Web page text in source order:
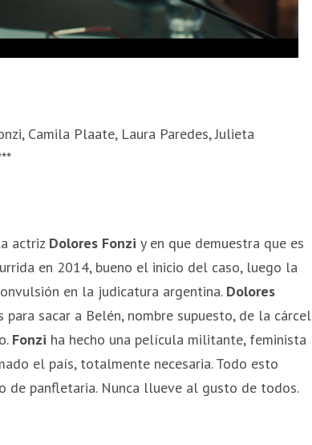
Camila Plaate, Laura Paredes, Julieta
actriz Dolores Fonzi y en que demuestra que es
en 2014, bueno el inicio del caso, luego la
en la judicatura argentina. Dolores
sacar a Belén, nombre supuesto, de la cárcel
Fonzi ha hecho una película militante, feminista
el país, totalmente necesaria. Todo esto
de panfletaria. Nunca llueve al gusto de todos.